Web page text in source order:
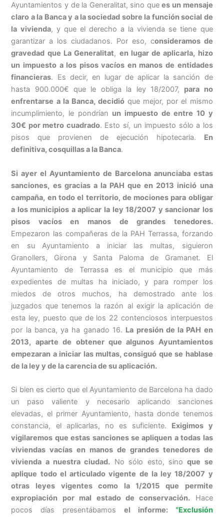
Ayuntamientos y de la Generalitat, sino quees un mensaje
claro a la Banca y a la sociedad sobre la función social de
la vivienda, y que el derecho a la vivienda se tiene que
garantizar a los ciudadanos. Por eso, consideramos de
gravedad que La Generalitat, en lugar de aplicarla, hizo
un impuesto a los pisos vacíos en manos de entidades
financieras. Es decir, en lugar de aplicar la sanción de
hasta 900.000€ que le obliga la ley 18/2007, para no
enfrentarse a la Banca, decidióque mejor, por el mismo
incumplimiento, le pondrían un impuesto de entre 10 y
30€ por metro cuadrado. Esto sí, un impuesto sólo a los
pisos que provienen de ejecución hipotecaria. En
definitiva, cosquillas a la Banca.
Si ayer el Ayuntamiento de Barcelona anunciaba estas
sanciones, es gracias a la PAH que en 2013 inició una
campaña, en todo el territorio, de mociones para obligar
a los municipios a aplicar la ley 18/2007 y sancionar los
pisos vacíos en manos de grandes tenedores.
Empezaron las compañeras de la PAH Terrassa, forzando
en su Ayuntamiento a iniciar las multas, siguieron
Granollers, Girona y Santa Paloma de Gramanet. El
Ayuntamiento de Terrassa es el municipio que más
expedientes de multas ha iniciado, y para romper los
miedos de otros muchos, ha demostrado ante los
juzgados que tenemos la razón al exigir la aplicación de
esta ley, puesto que de los 22 contenciosos interpuestos
por la banca, ya ha ganado 16. La presión de la PAH en
2013, aparte de obtener que algunos Ayuntamientos
empezaran a iniciar las multas, consiguó que se hablase
de la ley y de la carencia de su aplicación.
Si bien es cierto que el Ayuntamiento de Barcelona ha dado
un paso valiente y necesario aplicando sanciones
elevadas, el primer Ayuntamiento, hasta donde tenemos
constancia, el aplicarlas, no es suficiente. Exigimos y
vigilaremos que estas sanciones se apliquen a todas las
viviendas vacías en manos de grandes tenedores de
vivienda a nuestra ciudad. No sólo esto, sinoque se
aplique todo el articulado vigente de la ley 18/2007 y
otras leyes vigentes como la 1/2015 que permite
expropiación por mal estado de conservación. Hace
pocos días presentábamos el informe: “Exclusión